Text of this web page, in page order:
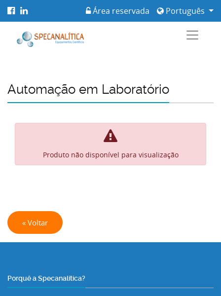
Português
Área reservada
Automação em Laboratório
Produto não disponível para visualização
« Voltar
Porquê a Specanalítica?